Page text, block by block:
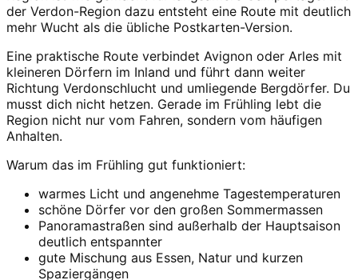
der Verdon-Region dazu entsteht eine Route mit deutlich
mehr Wucht als die übliche Postkarten-Version.
Eine praktische Route verbindet Avignon oder Arles mit
kleineren Dörfern im Inland und führt dann weiter
Richtung Verdonschlucht und umliegende Bergdörfer. Du
musst dich nicht hetzen. Gerade im Frühling lebt die
Region nicht nur vom Fahren, sondern vom häufigen
Anhalten.
Warum das im Frühling gut funktioniert:
warmes Licht und angenehme Tagestemperaturen
schöne Dörfer vor den großen Sommermassen
Panoramastraßen sind außerhalb der Hauptsaison
deutlich entspannter
gute Mischung aus Essen, Natur und kurzen
Spaziergängen